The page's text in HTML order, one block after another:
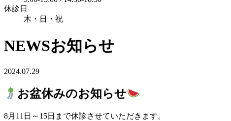
休診日
木・日・祝
NEWSお知らせ
2024.07.29
お盆休みのお知らせ
8月11日～15日まで休診させていただきます。